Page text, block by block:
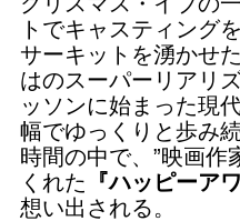
トでキャスティング
サーキットを湧かせ
はのスーパーリアリ
ッソンに始まった現
幅でゆっくりと歩み
時間の中で、”映画作
くれた 『ハッピーア
想い出される。